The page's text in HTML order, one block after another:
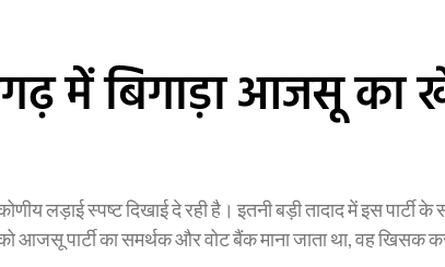
में बिगाड़ा आजसू का
लड़ाई स्पष्ट दिखाई दे रही है। इतनी बड़ी तादाद में इस पार्टी
को आजसू पार्टी का समर्थक और वोट बैंक माना जाता था, वह